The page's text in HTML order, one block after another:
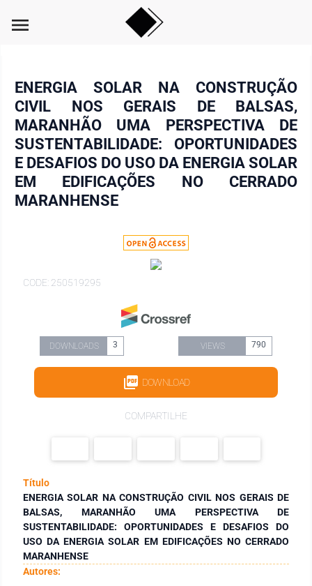
menu
ENERGIA SOLAR NA CONSTRUÇÃO
CIVIL NOS GERAIS DE BALSAS,
MARANHÃO UMA PERSPECTIVA DE
SUSTENTABILIDADE: OPORTUNIDADES
E DESAFIOS DO USO DA ENERGIA SOLAR
EM EDIFICAÇÕES NO CERRADO
MARANHENSE
CODE: 250519295
DOWNLOADS 3 VIEWS 790
DOWNLOAD
COMPARTILHE
Título
ENERGIA SOLAR NA CONSTRUÇÃO CIVIL NOS GERAIS DE
BALSAS, MARANHÃO UMA PERSPECTIVA DE
SUSTENTABILIDADE: OPORTUNIDADES E DESAFIOS DO
USO DA ENERGIA SOLAR EM EDIFICAÇÕES NO CERRADO
MARANHENSE
Autores: